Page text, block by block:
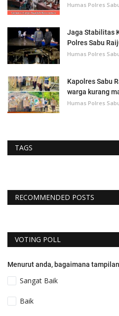
Humas Polres
Jaga Stabilitas
Polres Sabu
Humas Polres
Kapolres Sabu
warga kurang
Humas Polres
TAGS
RECOMMENDED POSTS
VOTING POLL
Menurut anda, bagaimana
Sangat Baik
Baik